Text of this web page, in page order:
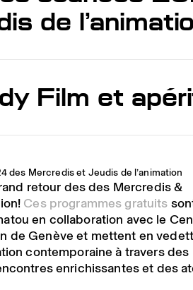
de
Film et
des Mercredis et Jeudis de l’animation
retour des des Mercredis &
Ces programmes gratuits
en collaboration avec le
de Genève et mettent en
contemporaine à travers des
enrichissantes et des